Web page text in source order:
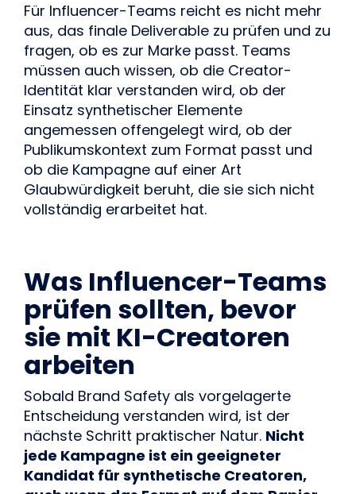
Für Influencer-Teams reicht es nicht mehr
aus, das finale Deliverable zu prüfen und zu
fragen, ob es zur Marke passt. Teams
müssen auch wissen, ob die Creator-
Identität klar verstanden wird, ob der
Einsatz synthetischer Elemente
angemessen offengelegt wird, ob der
Publikumskontext zum Format passt und
ob die Kampagne auf einer Art
Glaubwürdigkeit beruht, die sie sich nicht
vollständig erarbeitet hat.
Was Influencer-Teams
prüfen sollten, bevor
sie mit KI-Creatoren
arbeiten
Sobald Brand Safety als vorgelagerte
Entscheidung verstanden wird, ist der
nächste Schritt praktischer Natur. Nicht
jede Kampagne ist ein geeigneter
Kandidat für synthetische Creatoren,